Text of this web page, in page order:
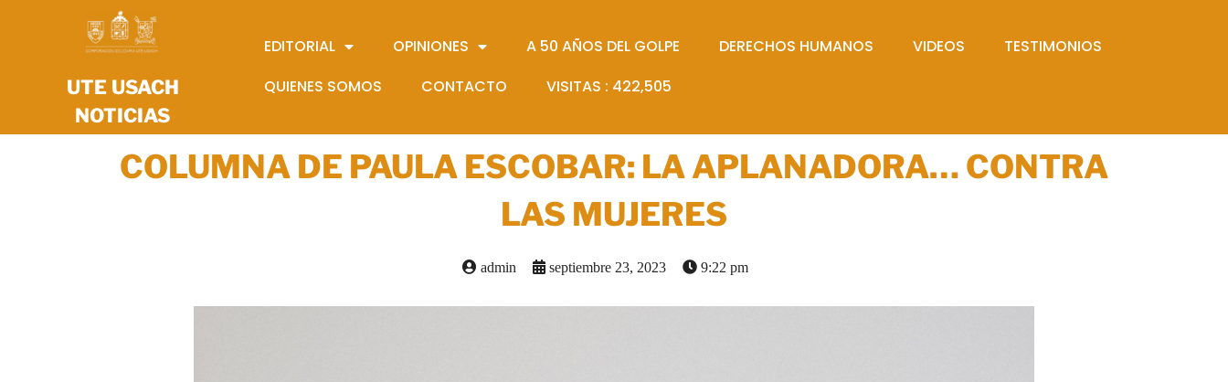
UTE USACH
NOTICIAS
EDITORIAL OPINIONES A 50 AÑOS DEL GOLPE DERECHOS HUMANOS VIDEOS
TESTIMONIOS
QUIENES SOMOS
CONTACTO VISITAS : 422,505
COLUMNA DE PAULA ESCOBAR: LA APLANADORA… CONTRA
LAS MUJERES
admin septiembre 23, 2023 9:22 pm